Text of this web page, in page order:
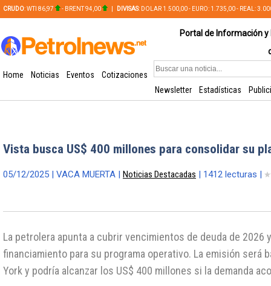
CRUDO: WTI 86,97 - BRENT 94,00 DIVISAS: DOLAR 1.500,00 - EURO: 1.735,00 - REAL:
Portal de Información
Home Noticias Eventos
Cotizaciones
Newsletter
Estadísticas
Vista busca US$ 400 millones para consolidar su
05/12/2025 | VACA MUERTA | Noticias Destacadas | 1412 lecturas |
La petrolera apunta a cubrir vencimientos de deuda de 2026
financiamiento para su programa operativo. La emisión será
York y podría alcanzar los US$ 400 millones si la demanda